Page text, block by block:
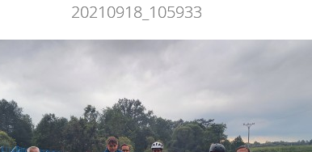
20210918_105933